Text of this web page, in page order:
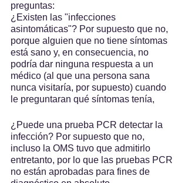
preguntas:
¿Existen las "infecciones
asintomáticas"? Por supuesto que no,
porque alguien que no tiene síntomas
está sano y, en consecuencia, no
podría dar ninguna respuesta a un
médico (al que una persona sana
nunca visitaría, por supuesto) cuando
le preguntaran qué síntomas tenía,
¿Puede una prueba PCR detectar la
infección? Por supuesto que no,
incluso la OMS tuvo que admitirlo
entretanto, por lo que las pruebas PCR
no están aprobadas para fines de